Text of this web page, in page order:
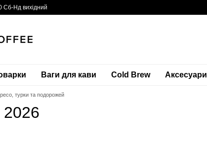
Сб-Нд вихідний
Ваги для кави Cold Brew Аксесуари
турки та подорожей
2026